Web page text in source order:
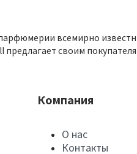
всемирно
своим
Компания
О нас
Контакты